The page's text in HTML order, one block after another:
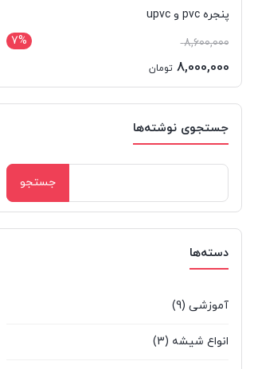
پنجره pvc و upvc
7%
8,600,000
8,000,000 تومان
جستجوی نوشته‌ها
برای:
دسته‌ها
آموزشی (9)
انواع شیشه (3)